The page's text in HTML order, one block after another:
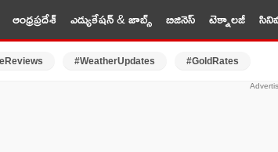
ఆంధ్రప్రదేశ్ ఎడ్యుకేషన్ & జాబ్స్ బిజినెస్ టెక్నాలజీ
#WeatherUpdates #GoldRates